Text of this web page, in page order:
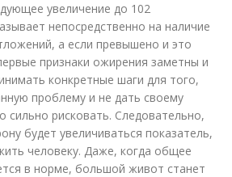
увеличение до 102
непосредственно на наличие
а если превышено и это
признаки ожирения заметны и
конкретные шаги для того,
проблему и не дать своему
сильно рисковать. Следовательно,
будет увеличиваться показатель,
человеку. Даже, когда общее
в норме, большой живот станет